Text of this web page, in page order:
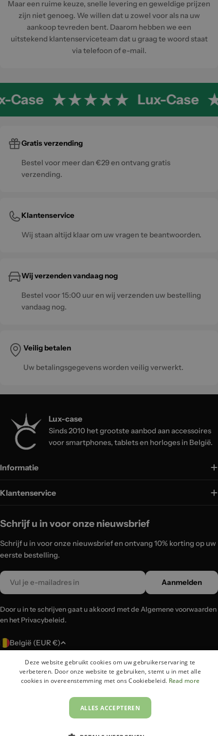
Maar een ruime keuze, snelle levering en geweldige prijzen
zijn niet genoeg. We willen dat u zowel voor als na uw
aankoop tevreden bent. Daarom hebben we een
uitstekend klantenserviceteam dat u graag te woord staat
via telefoon of e-mail.
Case Lux-Case
Gratis verzending
Bestel voor meer dan €29 en ontvang gratis
verzending.
Klantenservice
Wij staan altijd klaar om uw vragen te beantwoorden.
Wij verzenden vandaag nog
Bestel voor 15:00 uur en wij verzenden uw bestelling
vandaag nog.
Veilig betalen
Uw betalingsgegevens worden veilig verwerkt.
Lux-case
Sinds 2010 het grootste aanbod aan accessoires
voor smartphones, tablets en horloges in België.
Informatie
Klantenservice
Schrijf u in voor onze nieuwsbrief
Schrijf u in voor onze nieuwsbrief en ontvang 10% korting op uw
eerste bestelling.
Email
Aanmelden
Door u in te schrijven gaat u akkoord met de Algemene voorwaarden
en het Privacybeleid.
L
België (EUR €)
Betaalmethoden
Deze website gebruikt cookies om uw gebruikerservaring te
verbeteren. Door onze website te gebruiken, stemt u in met alle
cookies in overeenstemming met ons Cookiebeleid. Read more
ALLES ACCEPTEREN